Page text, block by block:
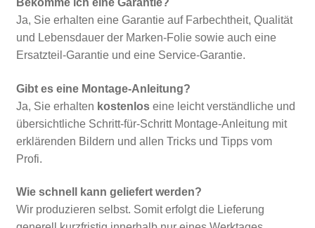
Bekomme ich eine Garantie?
Ja, Sie erhalten eine Garantie auf Farbechtheit, Qualität
und Lebensdauer der Marken-Folie sowie auch eine
Ersatzteil-Garantie und eine Service-Garantie.
Gibt es eine Montage-Anleitung?
Ja, Sie erhalten kostenloseine leicht verständliche und
übersichtliche Schritt-für-Schritt Montage-Anleitung mit
erklärenden Bildern und allen Tricks und Tipps vom
Profi.
Wie schnell kann geliefert werden?
Wir produzieren selbst. Somit erfolgt die Lieferung